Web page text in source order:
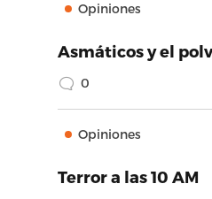
Opiniones
Asmáticos y el
0
Opiniones
Terror a las 10 AM